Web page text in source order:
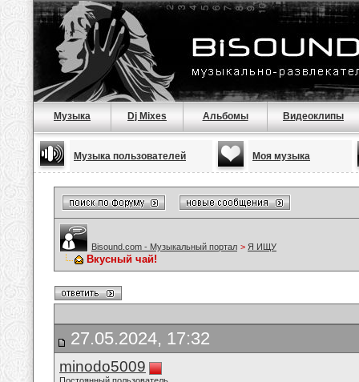
Музыка Dj Mixes Альбомы Видеоклипы
Музыка пользователей Моя музыка
Bisound.com - Музыкальный портал > Я ИЩУ
Вкусный чай!
27.05.2024, 17:32
minodo5009